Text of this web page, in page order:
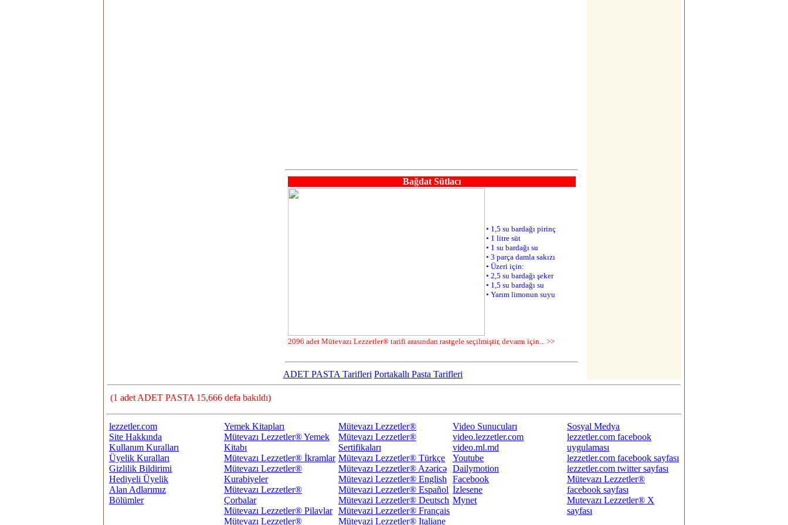
ADET PASTA Tarifleri Portakallı Pasta Tarifleri
(1 adet ADET PASTA 15,666 defa bakıldı)
lezzetler.com
Site Hakkında
Kullanım Kuralları
Üyelik Kuralları
Gizlilik Bildirimi
Hediyeli Üyelik
Alan Adlarımız
Bölümler
Yemek Kitapları
Mütevazı Lezzetler® Yemek
Kitabı
Mütevazı Lezzetler® İkramlar
Mütevazı Lezzetler®
Kurabiyeler
Mütevazı Lezzetler®
Çorbalar
Mütevazı Lezzetler® Pilavlar
Mütevazı Lezzetler®
Mütevazı Lezzetler®
Mütevazı Lezzetler®
Sertifikaları
Mütevazı Lezzetler® Türkçe
Mütevazı Lezzetler® Azəricə
Mütevazi Lezzetler® English
Mütevazi Lezzetler® Español
Mütevazi Lezzetler® Deutsch
Mütevazi Lezzetler® Français
Mütevazi Lezzetler® Italiane
Video Sunucuları
video.lezzetler.com
video.ml.md
Youtube
Dailymotion
Facebook
İzlesene
Mynet
Sosyal Medya
lezzetler.com facebook
uygulaması
lezzetler.com facebook sayfası
lezzetler.com twitter sayfası
Mütevazı Lezzetler®
facebook sayfası
Mutevazı Lezzetler® X
sayfası